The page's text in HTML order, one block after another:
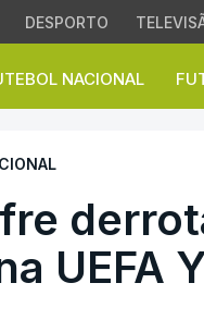
DESPORTO
NACIONAL
UEFA